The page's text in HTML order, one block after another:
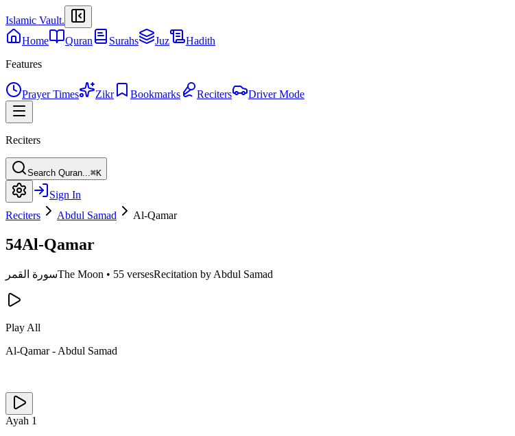
Islamic Vault.
Home
Quran Surahs Juz
Hadith
Features
Prayer Times Zikr Bookmarks Reciters Driver Mode
Reciters
Search Quran...⌘K
Sign In
Reciters
Abdul Samad Al-Qamar
54Al-Qamar
سورة القمرThe Moon • 55 versesRecitation by Abdul Samad
Play All
Al-Qamar- Abdul Samad
Ayah 1